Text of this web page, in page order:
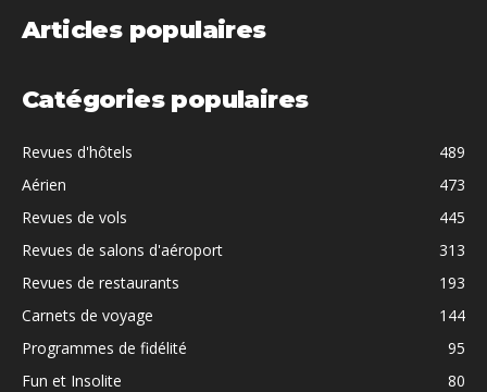
Articles populaires
Catégories populaires
Revues d'hôtels
489
Aérien
473
Revues de vols
445
Revues de salons d'aéroport
313
Revues de restaurants
193
Carnets de voyage
144
Programmes de fidélité
95
Fun et Insolite
80